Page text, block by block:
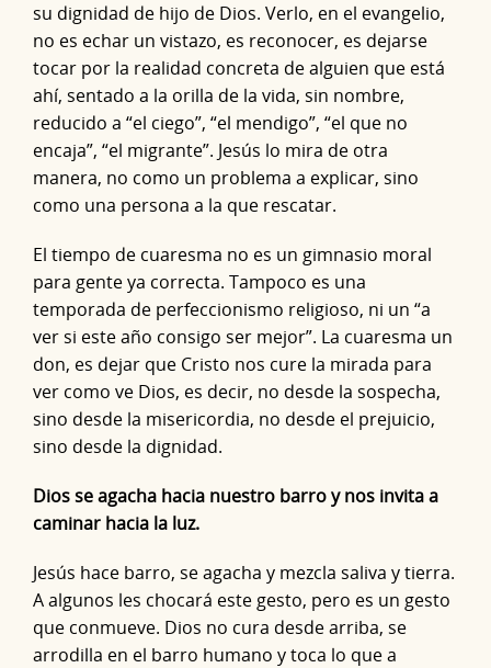
su dignidad de hijo de Dios. Verlo, en el evangelio,
no es echar un vistazo, es reconocer, es dejarse
tocar por la realidad concreta de alguien que está
ahí, sentado a la orilla de la vida, sin nombre,
reducido a “el ciego”, “el mendigo”, “el que no
encaja”, “el migrante”. Jesús lo mira de otra
manera, no como un problema a explicar, sino
como una persona a la que rescatar.
El tiempo de cuaresma no es un gimnasio moral
para gente ya correcta. Tampoco es una
temporada de perfeccionismo religioso, ni un “a
ver si este año consigo ser mejor”. La cuaresma un
don, es dejar que Cristo nos cure la mirada para
ver como ve Dios, es decir, no desde la sospecha,
sino desde la misericordia, no desde el prejuicio,
sino desde la dignidad.
Dios se agacha hacia nuestro barro y nos invita a
caminar hacia la luz.
Jesús hace barro, se agacha y mezcla saliva y tierra.
A algunos les chocará este gesto, pero es un gesto
que conmueve. Dios no cura desde arriba, se
arrodilla en el barro humano y toca lo que a